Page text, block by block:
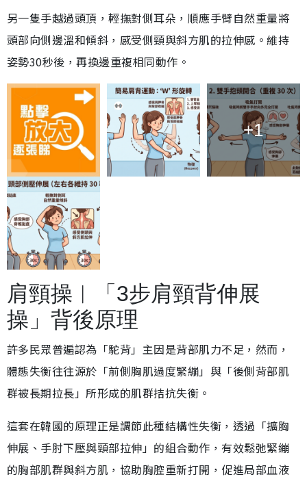
另一隻手越過頭頂，輕撫對側耳朵，順應手臂自然重量將
頭部向側邊溫和傾斜，感受側頸與斜方肌的拉伸感。維持
姿勢30秒後，再換邊重複相同動作。
+1
肩頸操︱「3步肩頸背伸展
操」背後原理
許多民眾普遍認為「駝背」主因是背部肌力不足，然而，
體態失衡往往源於「前側胸肌過度緊繃」與「後側背部肌
群被長期拉長」所形成的肌群拮抗失衡。
這套在韓國的原理正是調節此種結構性失衡，透過「擴胸
伸展、手肘下壓與頸部拉伸」的組合動作，有效鬆弛緊繃
的胸部肌群與斜方肌，協助胸腔重新打開，促進局部血液